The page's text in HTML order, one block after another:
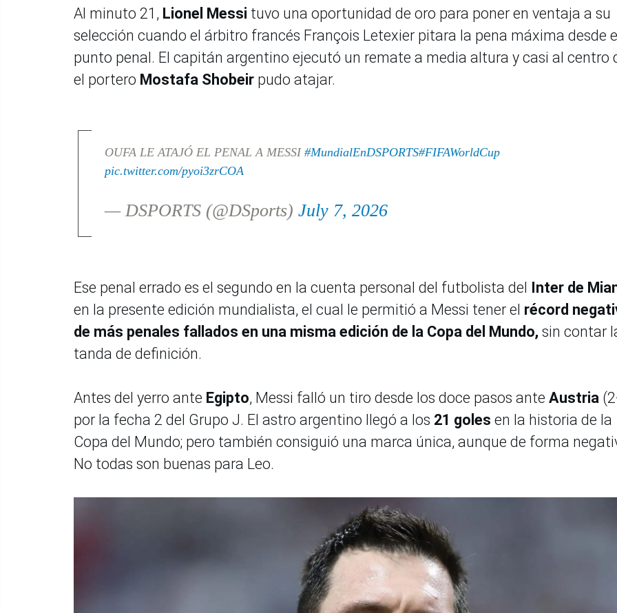
Al minuto 21, Lionel Messi tuvo una oportunidad de oro para poner en ventaja a su
selección cuando el árbitro francés François Letexier pitara la pena máxima desde
punto penal. El capitán argentino ejecutó un remate a media altura y casi al centro
el portero Mostafa Shobeir pudo atajar.
OUFA LE ATAJÓ EL PENAL A MESSI #MundialEnDSPORTS#FIFAWorldCup
pic.twitter.com/pyoi3zrCOA
— DSPORTS (@DSports) July 7, 2026
Ese penal errado es el segundo en la cuenta personal del futbolista del Inter de
en la presente edición mundialista, el cual le permitió a Messi tener el récord
de más penales fallados en una misma edición de la Copa del Mundo, sin contar
tanda de definición.
Antes del yerro ante Egipto, Messi falló un tiro desde los doce pasos ante Austria
por la fecha 2 del Grupo J. El astro argentino llegó a los 21 goles en la historia de la
Copa del Mundo; pero también consiguió una marca única, aunque de forma
No todas son buenas para Leo.